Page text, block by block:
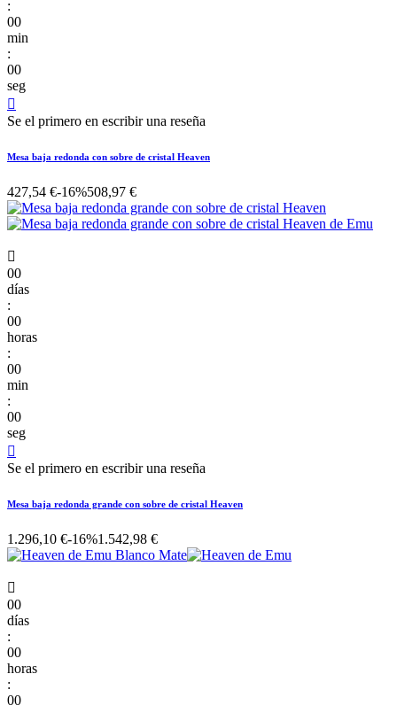
:
00
min
:
00
seg

Se el primero en escribir una reseña
Mesa baja redonda con sobre de cristal Heaven
427,54 €-16%508,97 €

00
días
:
00
horas
:
00
min
:
00
seg

Se el primero en escribir una reseña
Mesa baja redonda grande con sobre de cristal Heaven
1.296,10 €-16%1.542,98 €

00
días
:
00
horas
:
00